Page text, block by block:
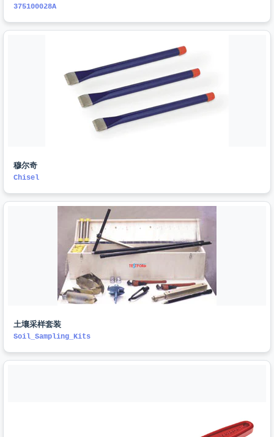
375100028A
穆尔奇
Chisel
土壤采样套装
Soil_Sampling_Kits